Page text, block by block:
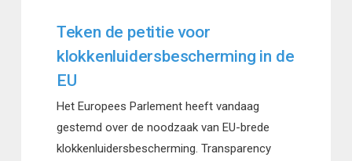
Teken de petitie voor
klokkenluidersbescherming in de
EU
Het Europees Parlement heeft vandaag
gestemd over de noodzaak van EU-brede
klokkenluidersbescherming. Transparency